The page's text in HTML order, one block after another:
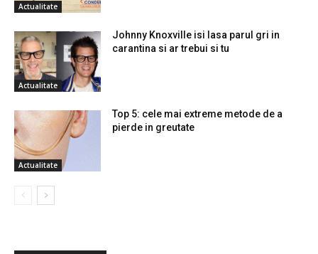
Actualitate
Actualitate
Johnny Knoxville isi lasa parul gri in
carantina si ar trebui si tu
Actualitate
Top 5: cele mai extreme metode de a
pierde in greutate